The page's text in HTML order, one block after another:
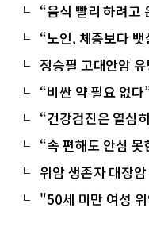
“음식 빨리 하려고
“노인, 체중보다
↑”
정승필 고대안암
이긴다
“비싼 약 필요 없
지 음식’
“건강검진은 열심
인”
“속 편해도 안심
위암 생존자 대장
연, 여성은 운동
"50세 미만 여성